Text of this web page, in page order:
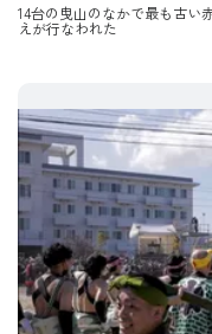
14台の曳山のなかで最も古い
えが行なわれた